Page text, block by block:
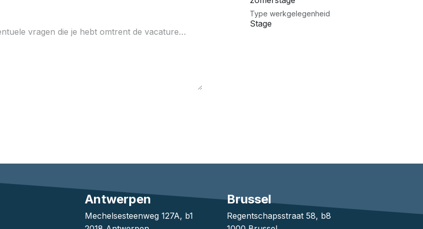
Type werkgelegenheid
Stage
Brussel
Regentschapsstraat 58, b8
Antwerpen
Mechelsesteenweg 127A, b1